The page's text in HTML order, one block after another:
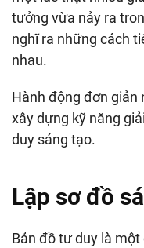
tưởng vừa nảy ra
nghĩ ra những cách
nhau.
Hành động đơn giản
xây dựng kỹ năng
duy sáng tạo.
Lập sơ đồ
Bản đồ tư duy là